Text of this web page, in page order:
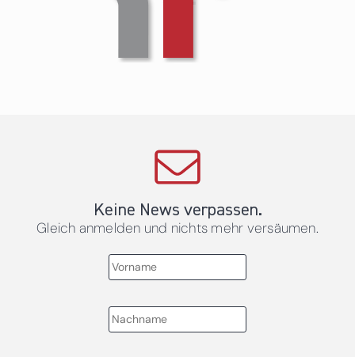
Keine News verpassen.
Gleich anmelden und nichts mehr versäumen.